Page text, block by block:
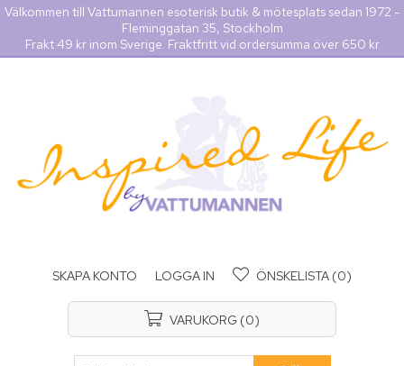
Välkommen till Vattumannen esoterisk butik & mötesplats sedan 1972 -
Fleminggatan 35, Stockholm
Frakt 49 kr inom Sverige. Fraktfritt vid ordersumma över 650 kr
SKAPA KONTO LOGGA IN ÖNSKELISTA (0)
VARUKORG (0)